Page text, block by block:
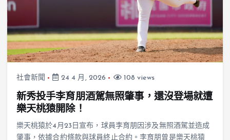
社會新聞 24 4 月, 2026 108 views
新秀投手李育朋酒駕無照肇事，還沒登場就遭
樂天桃猿開除！
樂天桃猿於4月23日宣布，球員李育朋因涉及無照酒駕並造成
肇事，依據合約條款與球員終止合約。李育朋曾是樂天桃猿